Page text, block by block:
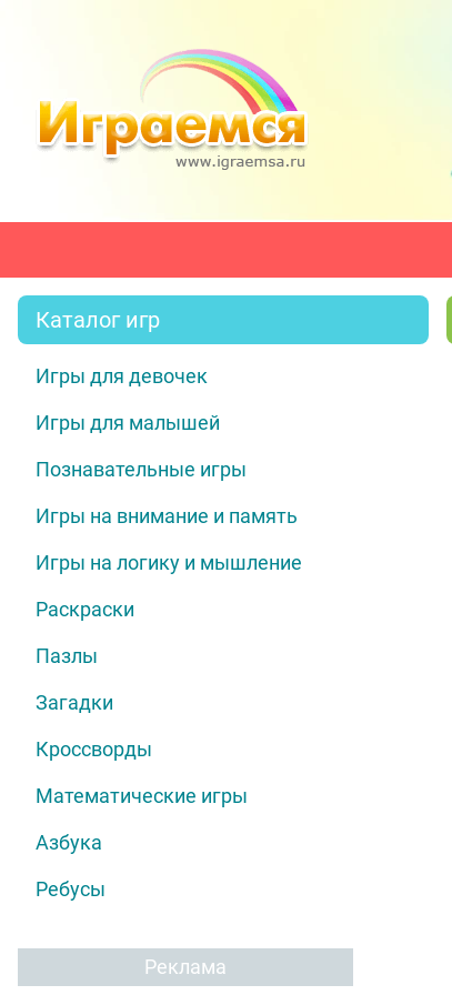
Каталог игр
Игры для девочек
Игры для малышей
Познавательные игры
Игры на внимание и память
Игры на логику и мышление
Раскраски
Пазлы
Загадки
Кроссворды
Математические игры
Азбука
Ребусы
Реклама